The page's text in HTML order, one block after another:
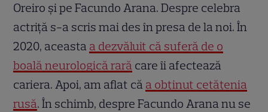
Oreiro și pe Facundo Arana. Despre celebra
actriță s-a scris mai des în presa de la noi. În
2020, aceasta a dezvăluit că suferă de o
boală neurologică rară care îi afectează
cariera. Apoi, am aflat că a obținut cetățenia
rusă. În schimb, despre Facundo Arana nu se